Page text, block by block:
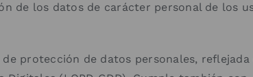
de los datos de carácter personal de los
protección de datos personales, reflejada